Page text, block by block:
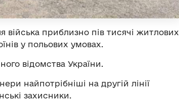
війська приблизно пів тисячі житлових
у польових умовах.
відомства України.
найпотрібніші на другій лінії
захисники.